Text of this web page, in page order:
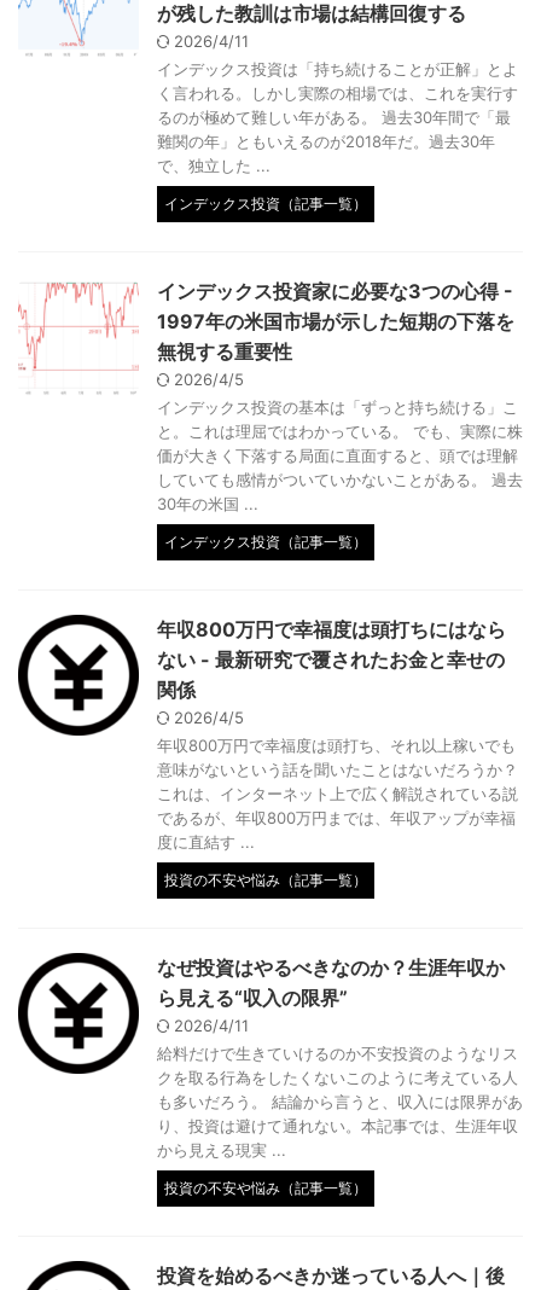
が残した教訓は市場は結構回復する
2026/4/11
インデックス投資は「持ち続けることが正解」とよ
く言われる。しかし実際の相場では、これを実行す
るのが極めて難しい年がある。 過去30年間で「最
難関の年」ともいえるのが2018年だ。過去30年
で、独立した ...
インデックス投資（記事一覧）
インデックス投資家に必要な3つの心得 -
1997年の米国市場が示した短期の下落を
無視する重要性
2026/4/5
インデックス投資の基本は「ずっと持ち続ける」こ
と。これは理屈ではわかっている。 でも、実際に株
価が大きく下落する局面に直面すると、頭では理解
していても感情がついていかないことがある。 過去
30年の米国 ...
インデックス投資（記事一覧）
年収800万円で幸福度は頭打ちにはなら
ない - 最新研究で覆されたお金と幸せの
関係
2026/4/5
年収800万円で幸福度は頭打ち、それ以上稼いでも
意味がないという話を聞いたことはないだろうか？
これは、インターネット上で広く解説されている説
であるが、年収800万円までは、年収アップが幸福
度に直結す ...
投資の不安や悩み（記事一覧）
なぜ投資はやるべきなのか？生涯年収か
ら見える“収入の限界”
2026/4/11
給料だけで生きていけるのか不安投資のようなリス
クを取る行為をしたくないこのように考えている人
も多いだろう。 結論から言うと、収入には限界があ
り、投資は避けて通れない。本記事では、生涯年収
から見える現実 ...
投資の不安や悩み（記事一覧）
投資を始めるべきか迷っている人へ｜後